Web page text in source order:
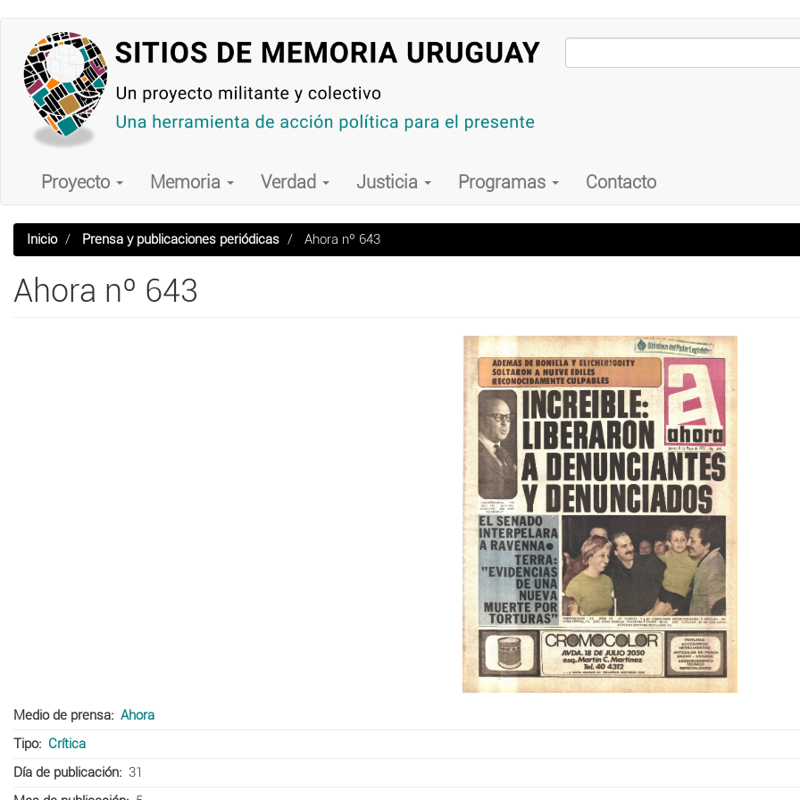
contenido
principal
Main
navigation
Proyecto Memoria Verdad Justicia Programas Contacto
Inicio Prensa y publicaciones periódicas Ahora nº 643
Ahora nº 643
Medio de prensa
Ahora
Tipo
Crítica
Día de publicación
31